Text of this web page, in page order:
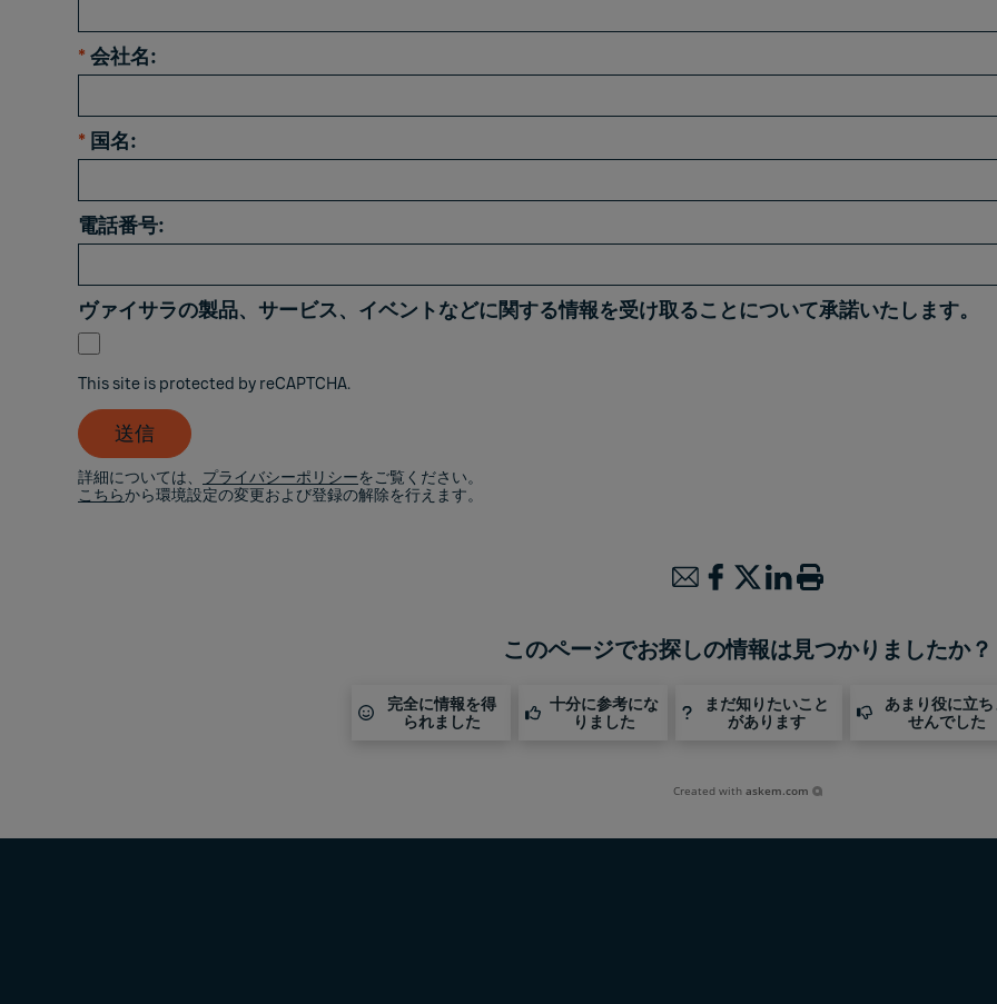
* 会社名:
* 国名:
電話番号:
ヴァイサラの製品、サービス、イベントなどに関する情報を受け取ることについて承諾いたします。
This site is protected by reCAPTCHA.
送信
詳細については、 プライバシーポリシーをご覧ください。
こちらから環境設定の変更および登録の解除を行えます。
このページでお探しの情報は見つかりましたか？
完全に情報を得
られました
十分に参考にな
りました
まだ知りたいこと
があります
あまり役に立
せんでした
Created withaskem.com